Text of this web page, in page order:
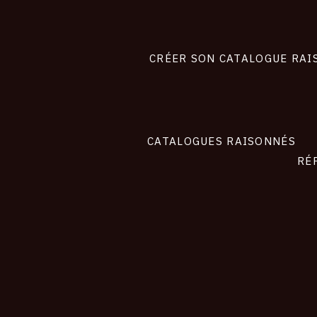
CRÉER SON CATALOGUE
CATALOGUES RAISONNÉS